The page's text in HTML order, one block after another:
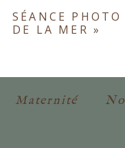
Votre email ne
Les champs
SÉANCE
DE LA MER »
Maternité